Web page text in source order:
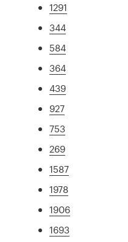
1291
344
584
364
439
927
753
269
1587
1978
1906
1693